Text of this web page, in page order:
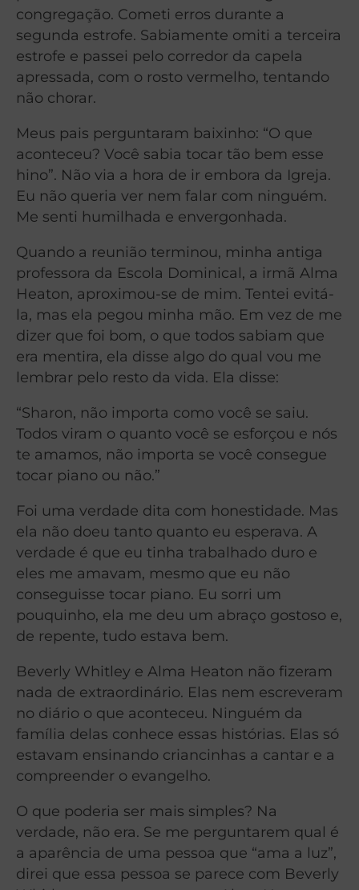
congregação. Cometi erros durante a
segunda estrofe. Sabiamente omiti a terceira
estrofe e passei pelo corredor da capela
apressada, com o rosto vermelho, tentando
não chorar.
Meus pais perguntaram baixinho: “O que
aconteceu? Você sabia tocar tão bem esse
hino”. Não via a hora de ir embora da Igreja.
Eu não queria ver nem falar com ninguém.
Me senti humilhada e envergonhada.
Quando a reunião terminou, minha antiga
professora da Escola Dominical, a irmã Alma
Heaton, aproximou-se de mim. Tentei evitá-
la, mas ela pegou minha mão. Em vez de me
dizer que foi bom, o que todos sabiam que
era mentira, ela disse algo do qual vou me
lembrar pelo resto da vida. Ela disse:
“Sharon, não importa como você se saiu.
Todos viram o quanto você se esforçou e nós
te amamos, não importa se você consegue
tocar piano ou não.”
Foi uma verdade dita com honestidade. Mas
ela não doeu tanto quanto eu esperava. A
verdade é que eu tinha trabalhado duro e
eles me amavam, mesmo que eu não
conseguisse tocar piano. Eu sorri um
pouquinho, ela me deu um abraço gostoso e,
de repente, tudo estava bem.
Beverly Whitley e Alma Heaton não fizeram
nada de extraordinário. Elas nem escreveram
no diário o que aconteceu. Ninguém da
família delas conhece essas histórias. Elas só
estavam ensinando criancinhas a cantar e a
compreender o evangelho.
O que poderia ser mais simples? Na
verdade, não era. Se me perguntarem qual é
a aparência de uma pessoa que “ama a luz”,
direi que essa pessoa se parece com Beverly